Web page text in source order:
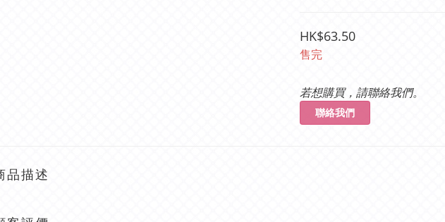
HK$63.50
售完
若想購買，請聯絡我們。
聯絡我們
品描述